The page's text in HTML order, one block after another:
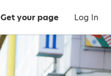
Get your page Log In